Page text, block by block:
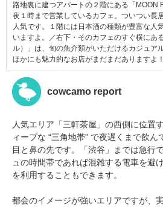
路地裏に建つアパートの２階にある「MOON
夜１時まで営業しているカフェ。ついつい長
人気です。１階には日本酒の種類が豊富な人
いますよ。／右下・そのカフェのすぐ横にあ
ル）」は、旬の魚介類がいただけるカジュア
ほかにも魅力的なお店がまだまだありますよ！
cowcamo report
人気エリア「三軒茶屋」の西側に位置
ィープな “三角地帯” で夜遅くまで飲
目と鼻の先です。「渋谷」までは急行
ュの時間帯であれば混雑する電車を避
を利用することもできます。
都会のイメージが強いエリアですが、